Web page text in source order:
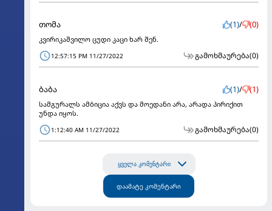
თომა (1)/ (0)
კვირიკაშვილო ცუდი კაცი ხარ შენ.
12:57:15 PM 11/27/2022 გამოხმაურება(0)
ბაბა (1)/ (1)
სამგურალს ამბიცია აქვს და მოედანი არა, არადა პირიქით
უნდა იყოს.
1:12:40 AM 11/27/2022 გამოხმაურება(0)
ყველა კომენტარი
დაამატე კომენტარი